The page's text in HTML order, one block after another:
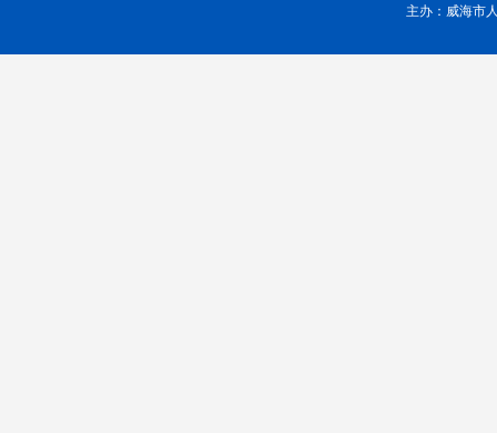
主办：威海市